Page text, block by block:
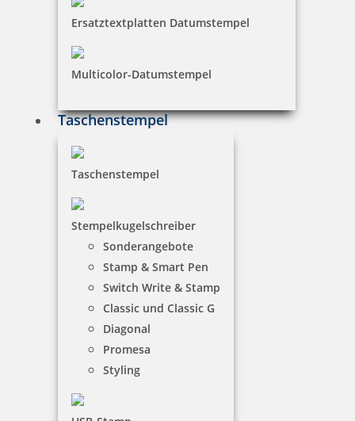
Ersatztextplatten Datumstempel
Multicolor-Datumstempel
Taschenstempel
Taschenstempel
Stempelkugelschreiber
Sonderangebote
Stamp & Smart Pen
Switch Write & Stamp
Classic und Classic G
Diagonal
Promesa
Styling